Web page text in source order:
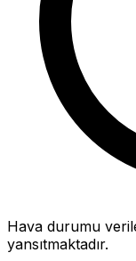
Hava durumu
yansıtmaktadır.